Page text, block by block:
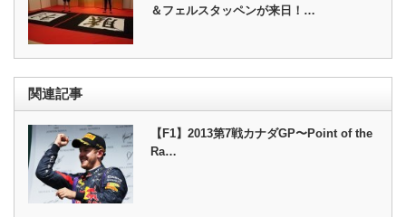
＆フェルスタッペンが来日！…
関連記事
【F1】2013第7戦カナダGP〜Point of the
Ra…